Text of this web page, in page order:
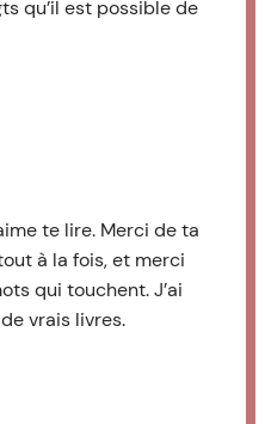
qu’il est possible de
te lire. Merci de ta
à la fois, et merci
qui touchent. J’ai
vrais livres.